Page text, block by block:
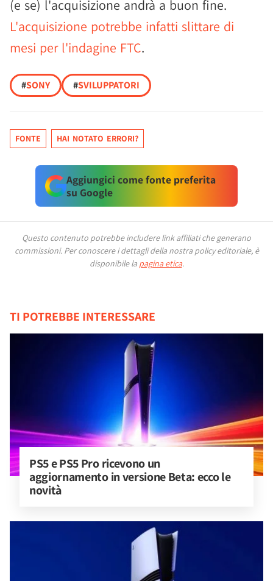
(e se) l'acquisizione andrà a buon fine.
L'acquisizione potrebbe infatti slittare di
mesi per l'indagine FTC.
#SONY #SVILUPPATORI
FONTE HAI NOTATO ERRORI?
Aggiungici come fonte preferita
su Google
Questo contenuto potrebbe includere link affiliati che generano
commissioni. Per conoscere i dettagli della nostra policy editoriale, è
disponibile la pagina etica.
TI POTREBBE INTERESSARE
PS5 e PS5 Pro ricevono un
aggiornamento in versione Beta: ecco le
novità